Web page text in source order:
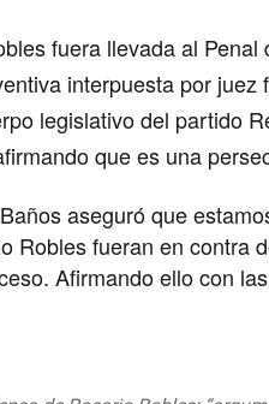
fuera llevada al Penal
interpuesta por juez
legislativo del partido
que es una
aseguró que
Robles fueran en contra
Afirmando ello con